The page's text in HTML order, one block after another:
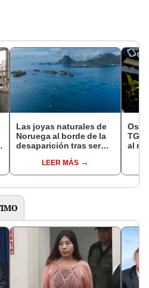
Las joyas naturales de
Noruega al borde de la
desaparición tras ser
clave: no es el petróleo
ni el gas natural
LEER MÁS
TGP
al